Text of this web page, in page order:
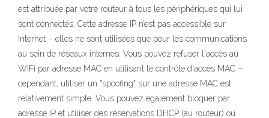
est attribuée par votre routeur à tous les périphériques qui lui
sont connectés. Cette adresse IP n’est pas accessible sur
Internet – elles ne sont utilisées que pour les communications
au sein de réseaux internes. Vous pouvez refuser l'accès au
WiFi par adresse MAC en utilisant le contrôle d'accès MAC –
cependant, utiliser un "spoofing" sur une adresse MAC est
relativement simple. Vous pouvez également bloquer par
adresse IP et utiliser des réservations DHCP (au routeur) ou